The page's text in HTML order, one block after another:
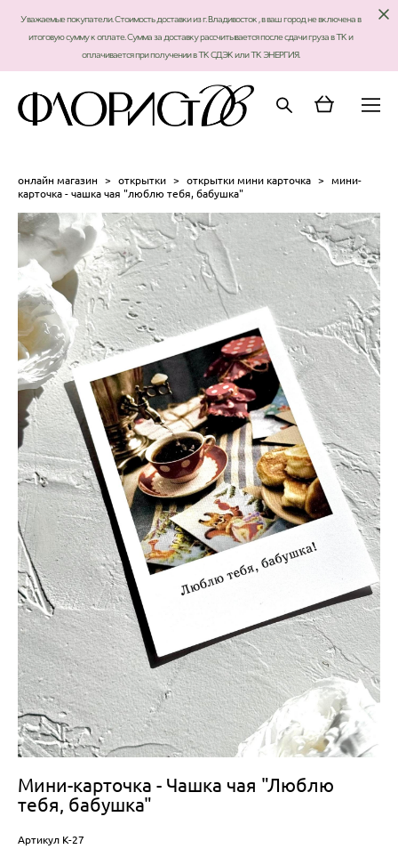
Уважаемые покупатели. Стоимость доставки из г. Владивосток , в ваш город не включена в
итоговую сумму к оплате. Сумма за доставку рассчитывается после сдачи груза в ТК и
оплачивается при получении в ТК СДЭК или ТК ЭНЕРГИЯ.
онлайн магазин > открытки > открытки мини карточка > мини-
карточка - чашка чая "люблю тебя, бабушка"
Мини-карточка - Чашка чая "Люблю
тебя, бабушка"
Артикул К-27